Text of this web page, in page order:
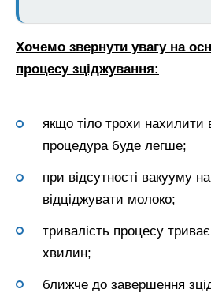
Хочемо звернути увагу на
процесу зціджування:
якщо тіло трохи нахилити
процедура буде легше;
при відсутності вакууму
відціджувати молоко;
тривалість процесу
хвилин;
ближче до завершення